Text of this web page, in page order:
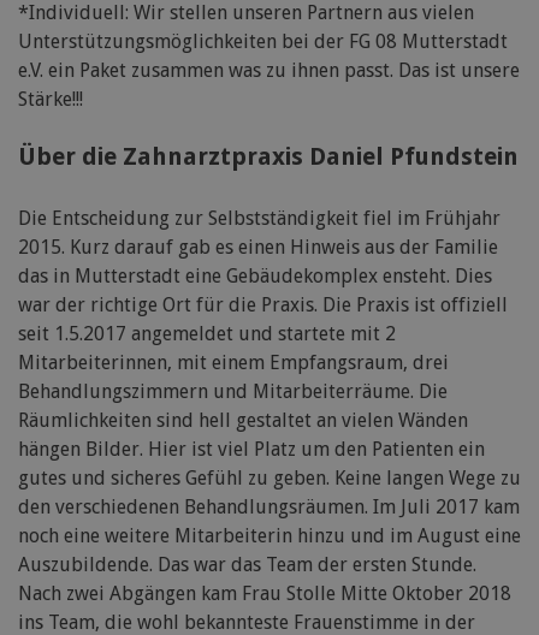
*Individuell: Wir stellen unseren Partnern aus vielen
Unterstützungsmöglichkeiten bei der FG 08 Mutterstadt
e.V. ein Paket zusammen was zu ihnen passt. Das ist unsere
Stärke!!!
Über die Zahnarztpraxis Daniel Pfundstein
Die Entscheidung zur Selbstständigkeit fiel im Frühjahr
2015. Kurz darauf gab es einen Hinweis aus der Familie
das in Mutterstadt eine Gebäudekomplex ensteht. Dies
war der richtige Ort für die Praxis. Die Praxis ist offiziell
seit 1.5.2017 angemeldet und startete mit 2
Mitarbeiterinnen, mit einem Empfangsraum, drei
Behandlungszimmern und Mitarbeiterräume. Die
Räumlichkeiten sind hell gestaltet an vielen Wänden
hängen Bilder. Hier ist viel Platz um den Patienten ein
gutes und sicheres Gefühl zu geben. Keine langen Wege zu
den verschiedenen Behandlungsräumen. Im Juli 2017 kam
noch eine weitere Mitarbeiterin hinzu und im August eine
Auszubildende. Das war das Team der ersten Stunde.
Nach zwei Abgängen kam Frau Stolle Mitte Oktober 2018
ins Team, die wohl bekannteste Frauenstimme in der